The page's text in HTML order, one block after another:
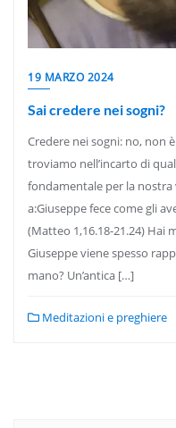
19 MARZO 2024
Sai credere nei sogni?
Credere nei sogni: no, non
troviamo nell’incarto di
fondamentale per la
a:Giuseppe fece come gli
(Matteo 1,16.18-21.24) Hai
Giuseppe viene spesso
mano? Un’antica […]
Meditazioni e preghiere